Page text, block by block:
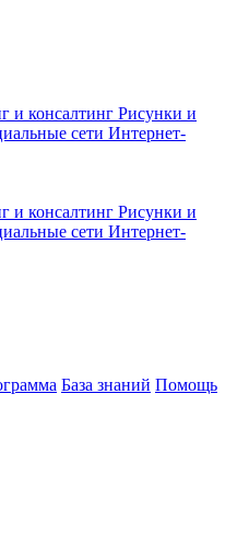
и консалтинг Рисунки и
сети Интернет-
и консалтинг Рисунки и
сети Интернет-
База знаний Помощь